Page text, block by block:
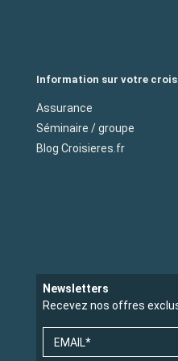
Information sur votre
Assurance
Séminaire / groupe
Blog Croisieres.fr
Newsletters
Recevez nos offres
EMAIL*